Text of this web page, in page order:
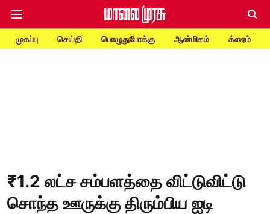
முகப்பு செய்தி பொழுதுபோக்கு ஆன்மிகம் க்ரைம்
₹1.2 லட்ச சம்பளத்தை விட்டுவிட்டு
சொந்த ஊருக்கு திரும்பிய ஐடி